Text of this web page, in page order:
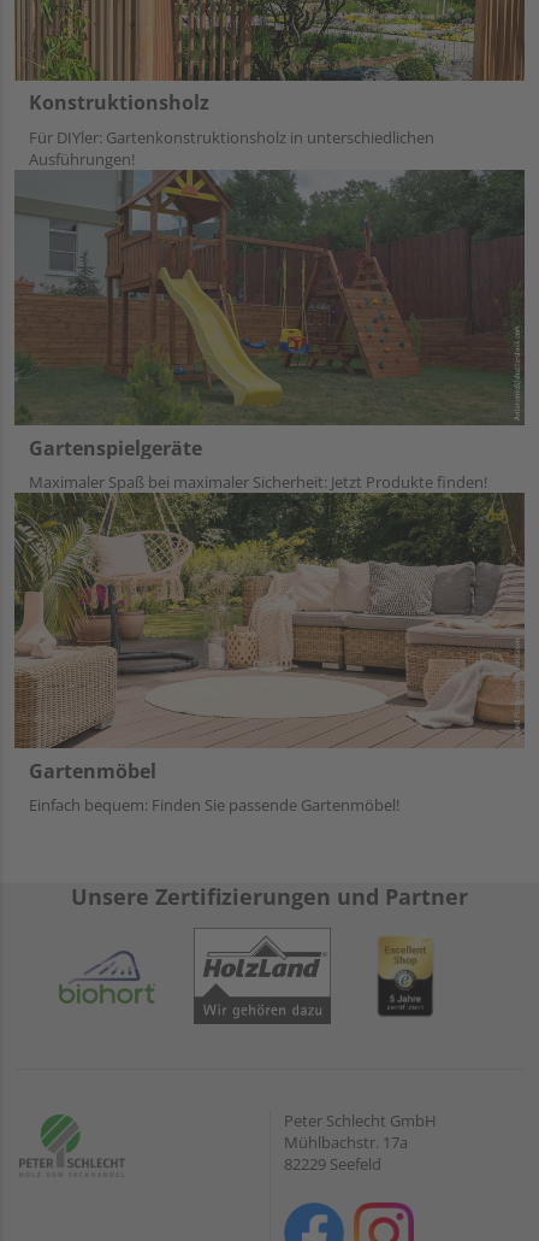
Konstruktionsholz
Für DIYler: Gartenkonstruktionsholz in unterschiedlichen
Ausführungen!
Gartenspielgeräte
Maximaler Spaß bei maximaler Sicherheit: Jetzt Produkte finden!
Gartenmöbel
Einfach bequem: Finden Sie passende Gartenmöbel!
Unsere Zertifizierungen und Partner
Peter Schlecht GmbH
Mühlbachstr. 17a
82229 Seefeld